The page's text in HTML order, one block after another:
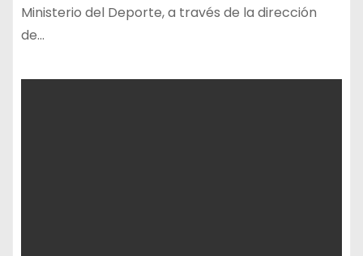
Ministerio del Deporte, a través de la dirección
de…